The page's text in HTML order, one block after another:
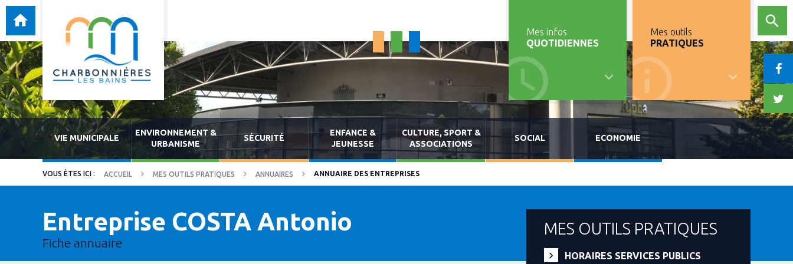
Mes infos
QUOTIDIENNES
Mes outils
PRATIQUES
VIE MUNICIPALE
ENVIRONNEMENT &
URBANISME
SÉCURITÉ
ENFANCE &
JEUNESSE
CULTURE, SPORT &
ASSOCIATIONS
SOCIAL ECONOMIE
ACCUEIL MES OUTILS PRATIQUES ANNUAIRES ANNUAIRE DES ENTREPRISES
Entreprise COSTA Antonio
Fiche annuaire
MES OUTILS PRATIQUES
HORAIRES SERVICES PUBLICS